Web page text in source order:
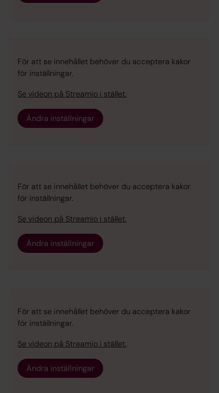
För att se innehållet behöver du acceptera kakor
för inställningar.
Se videon på Streamio i stället.
Ändra inställningar
För att se innehållet behöver du acceptera kakor
för inställningar.
Se videon på Streamio i stället.
Ändra inställningar
För att se innehållet behöver du acceptera kakor
för inställningar.
Se videon på Streamio i stället.
Ändra inställningar